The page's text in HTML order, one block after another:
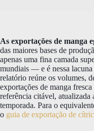
As exportações de manga
das maiores bases de
apenas uma fina camada
mundiais — e é nessa
relatório reúne os volumes,
exportações de manga
referência citável, atualizada
temporada. Para o
o guia de exportação de